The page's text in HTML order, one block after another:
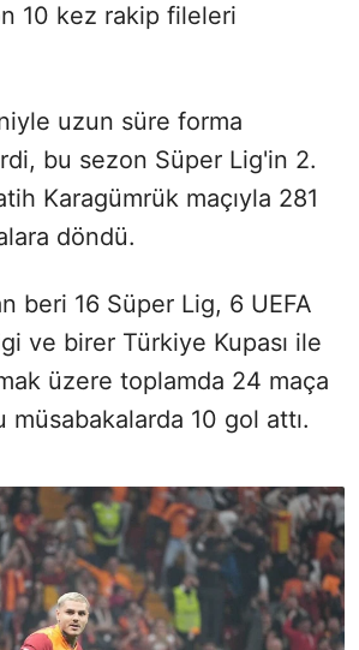
10 kez rakip fileleri
uzun süre forma
bu sezon Süper Lig'in 2.
Karagümrük maçıyla 281
döndü.
beri 16 Süper Lig, 6 UEFA
ve birer Türkiye Kupası ile
üzere toplamda 24 maça
müsabakalarda 10 gol attı.